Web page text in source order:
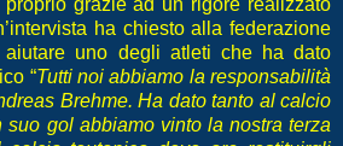
grazie ad un rigore realizzato
ha chiesto alla federazione
aiutare uno degli atleti che ha dato
“Tutti noi abbiamo la responsabilità
Brehme. Ha dato tanto al calcio
suo gol abbiamo vinto la nostra terza